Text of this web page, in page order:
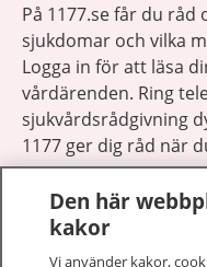
På 1177.se får du
sjukdomar och vilka
Logga in för att läsa
vårdärenden. Ring
sjukvårdsrådgivning
1177 ger dig råd när
Den här
kakor
Vi använder kakor,